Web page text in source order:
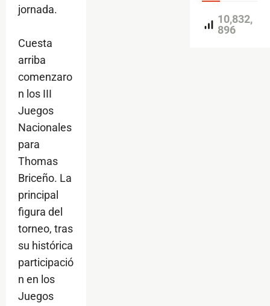
jornada.
Cuesta
arriba
comenzaro
n los III
Juegos
Nacionales
para
Thomas
Briceño. La
principal
figura del
torneo, tras
su histórica
participació
n en los
Juegos
10,832,
896